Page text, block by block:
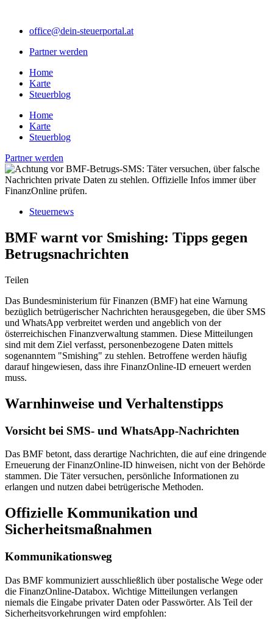
springenoffice@dein-steuerportal.at
Partner werden
Home
Karte
Steuerblog
Home
Karte
Steuerblog
Partner werden
Steuernews
BMF warnt vor Smishing: Tipps gegen
Betrugsnachrichten
Teilen
Das Bundesministerium für Finanzen (BMF) hat eine Warnung
bezüglich betrügerischer Nachrichten herausgegeben, die über SMS
und WhatsApp verbreitet werden und angeblich von der
österreichischen Finanzverwaltung stammen. Diese Mitteilungen
sind mit dem Ziel verfasst, personenbezogene Daten mittels
sogenanntem "Smishing" zu stehlen. Betroffene werden häufig
darauf hingewiesen, dass ihre FinanzOnline-ID erneuert werden
muss.
Warnhinweise und Verhaltenstipps
Vorsicht bei SMS- und WhatsApp-Nachrichten
Das BMF betont, dass derartige Nachrichten, die auf eine dringende
Erneuerung der FinanzOnline-ID hinweisen, nicht von der Behörde
stammen. Die Täter versuchen, persönliche Informationen zu
erlangen und nutzen dabei betrügerische Methoden.
Offizielle Kommunikation und
Sicherheitsmaßnahmen
Kommunikationsweg
Das BMF kommuniziert ausschließlich über postalische Wege oder
die FinanzOnline-Databox. Wichtige Mitteilungen verlangen
niemals die Eingabe privater Daten oder Passwörter. Als Teil der
Sicherheitsvorkehrungen wird empfohlen: